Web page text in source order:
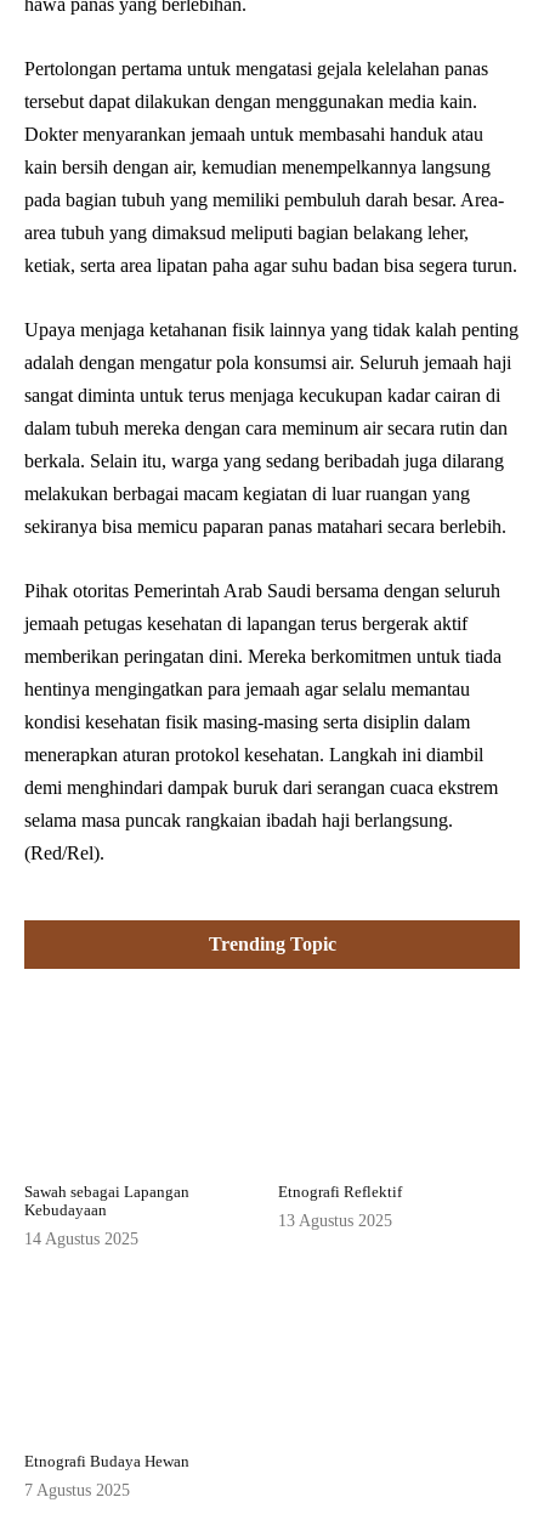
Pertolongan pertama untuk mengatasi gejala kelelahan panas
tersebut dapat dilakukan dengan menggunakan media kain.
Dokter menyarankan jemaah untuk membasahi handuk atau
kain bersih dengan air, kemudian menempelkannya langsung
pada bagian tubuh yang memiliki pembuluh darah besar. Area-
area tubuh yang dimaksud meliputi bagian belakang leher,
ketiak, serta area lipatan paha agar suhu badan bisa segera turun.
Upaya menjaga ketahanan fisik lainnya yang tidak kalah penting
adalah dengan mengatur pola konsumsi air. Seluruh jemaah haji
sangat diminta untuk terus menjaga kecukupan kadar cairan di
dalam tubuh mereka dengan cara meminum air secara rutin dan
berkala. Selain itu, warga yang sedang beribadah juga dilarang
melakukan berbagai macam kegiatan di luar ruangan yang
sekiranya bisa memicu paparan panas matahari secara berlebih.
Pihak otoritas Pemerintah Arab Saudi bersama dengan seluruh
jemaah petugas kesehatan di lapangan terus bergerak aktif
memberikan peringatan dini. Mereka berkomitmen untuk tiada
hentinya mengingatkan para jemaah agar selalu memantau
kondisi kesehatan fisik masing-masing serta disiplin dalam
menerapkan aturan protokol kesehatan. Langkah ini diambil
demi menghindari dampak buruk dari serangan cuaca ekstrem
selama masa puncak rangkaian ibadah haji berlangsung.
(Red/Rel).
Trending Topic
Sawah sebagai Lapangan
Kebudayaan
14 Agustus 2025
Etnografi Reflektif
13 Agustus 2025
Etnografi Budaya Hewan
7 Agustus 2025